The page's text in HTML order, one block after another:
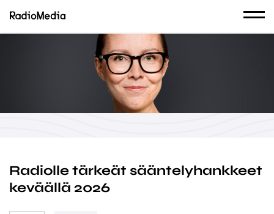
Radiolle tärkeät sääntelyhankkeet
keväällä 2026